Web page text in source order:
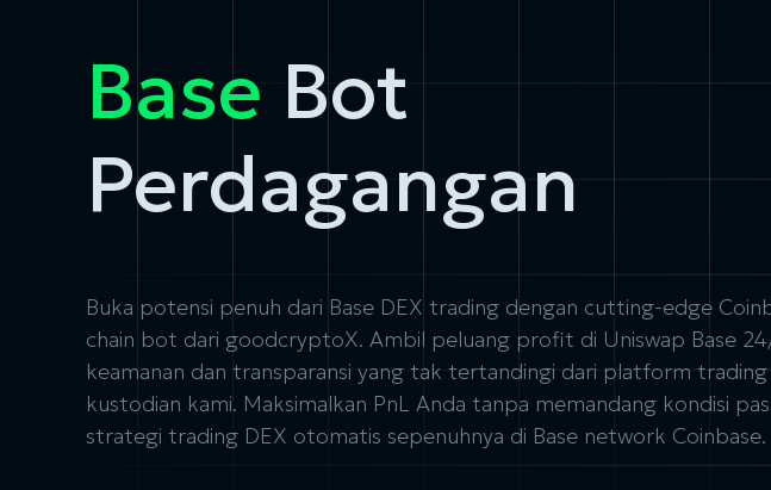
Base Bot
Perdagangan
Buka potensi penuh dari Base DEX trading dengan cutting-edge
chain bot dari goodcryptoX. Ambil peluang profit di Uniswap Base
keamanan dan transparansi yang tak tertandingi dari platform
kustodian kami. Maksimalkan PnL Anda tanpa memandang kondisi
strategi trading DEX otomatis sepenuhnya di Base network Coinbase.